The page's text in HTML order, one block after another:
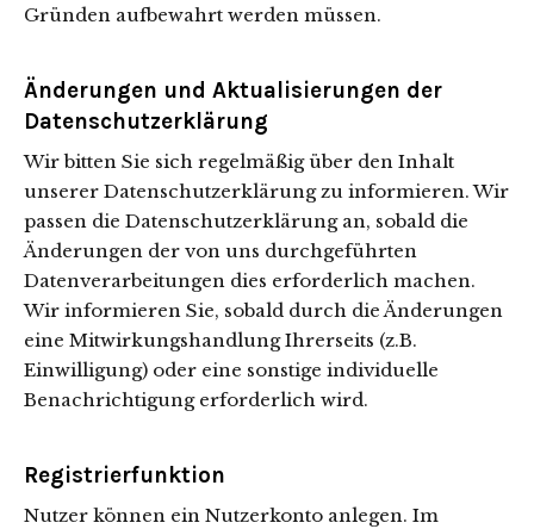
Gründen aufbewahrt werden müssen.
Änderungen und Aktualisierungen der
Datenschutzerklärung
Wir bitten Sie sich regelmäßig über den Inhalt
unserer Datenschutzerklärung zu informieren. Wir
passen die Datenschutzerklärung an, sobald die
Änderungen der von uns durchgeführten
Datenverarbeitungen dies erforderlich machen.
Wir informieren Sie, sobald durch die Änderungen
eine Mitwirkungshandlung Ihrerseits (z.B.
Einwilligung) oder eine sonstige individuelle
Benachrichtigung erforderlich wird.
Registrierfunktion
Nutzer können ein Nutzerkonto anlegen. Im